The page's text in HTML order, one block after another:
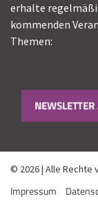
erhalte
kommenden
Themen:
© 2026 | Alle Rechte
Impressum